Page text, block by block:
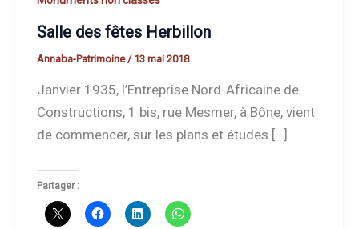
Salle des fêtes Herbillon
Annaba-Patrimoine / 13 mai 2018
Janvier 1935, l’Entreprise Nord-Africaine de
Constructions, 1 bis, rue Mesmer, à Bône, vient
de commencer, sur les plans et études […]
Partager :